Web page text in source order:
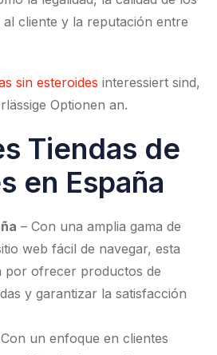
cliente y la reputación entre
sin esteroides interessiert sind,
Optionen an.
Tiendas de
en España
– Con una amplia gama de
web fácil de navegar, esta
por ofrecer productos de
y garantizar la satisfacción
un enfoque en clientes